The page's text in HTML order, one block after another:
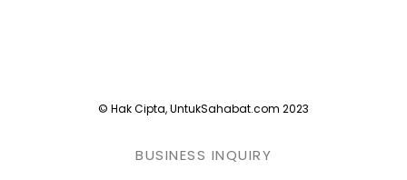
© Hak Cipta, UntukSahabat.com 2023
BUSINESS INQUIRY